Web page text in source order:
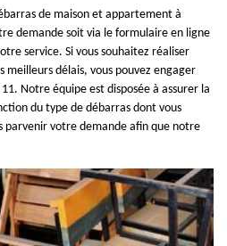
de maison et appartement à
demande soit via le formulaire en ligne
service. Si vous souhaitez réaliser
meilleurs délais, vous pouvez engager
Notre équipe est disposée à assurer la
du type de débarras dont vous
parvenir votre demande afin que notre